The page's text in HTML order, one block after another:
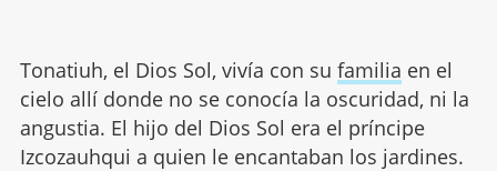
Tonatiuh, el Dios Sol, vivía con su familia en el
cielo allí donde no se conocía la oscuridad, ni la
angustia. El hijo del Dios Sol era el príncipe
Izcozauhqui a quien le encantaban los jardines.